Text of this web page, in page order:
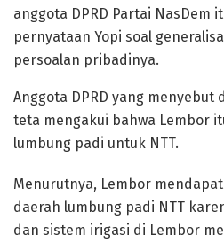
anggota DPRD Partai NasDem
pernyataan Yopi soal
persoalan pribadinya.
Anggota DPRD yang menyebut
teta mengakui bahwa Lembor
lumbung padi untuk NTT.
Menurutnya, Lembor
daerah lumbung padi NTT
dan sistem irigasi di Lembor